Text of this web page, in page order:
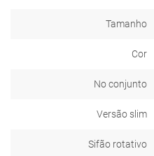
Tamanho
Cor
No conjunto
Versão slim
Sifão rotativo